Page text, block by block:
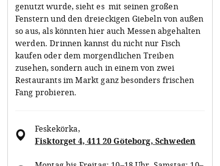
genutzt wurde, sieht es mit seinen großen
Fenstern und den dreieckigen Giebeln von außen
so aus, als könnten hier auch Messen abgehalten
werden. Drinnen kannst du nicht nur Fisch
kaufen oder dem morgendlichen Treiben
zusehen, sondern auch in einem von zwei
Restaurants im Markt ganz besonders frischen
Fang probieren.
Feskekörka,
Fisktorget 4, 411 20 Göteborg, Schweden